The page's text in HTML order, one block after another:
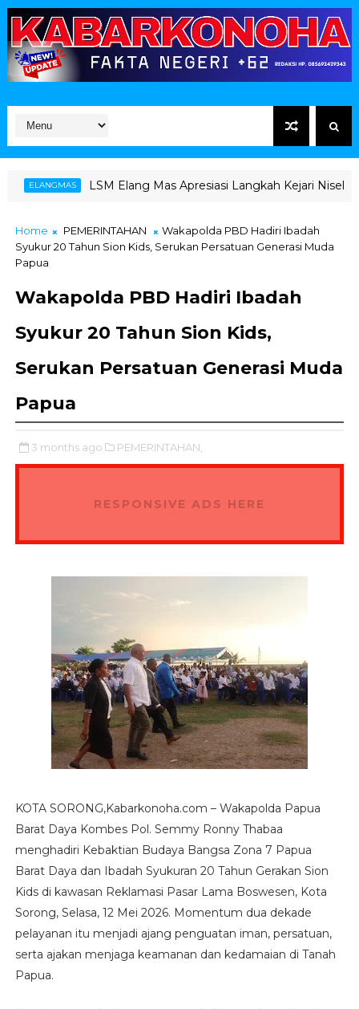
LSM Elang Mas Apresiasi Langkah Kejari Nisel
Home PEMERINTAHAN
Wakapolda PBD Hadiri Ibadah
Syukur 20 Tahun Sion Kids, Serukan Persatuan Generasi Muda
Papua
Wakapolda PBD Hadiri Ibadah
Syukur 20 Tahun Sion Kids,
Serukan Persatuan Generasi Muda
Papua
3 months ago PEMERINTAHAN,
RESPONSIVE ADS HERE
KOTA SORONG,Kabarkonoha.com – Wakapolda Papua
Barat Daya Kombes Pol. Semmy Ronny Thabaa
menghadiri Kebaktian Budaya Bangsa Zona 7 Papua
Barat Daya dan Ibadah Syukuran 20 Tahun Gerakan Sion
Kids di kawasan Reklamasi Pasar Lama Boswesen, Kota
Sorong, Selasa, 12 Mei 2026. Momentum dua dekade
pelayanan itu menjadi ajang penguatan iman, persatuan,
serta ajakan menjaga keamanan dan kedamaian di Tanah
Papua.